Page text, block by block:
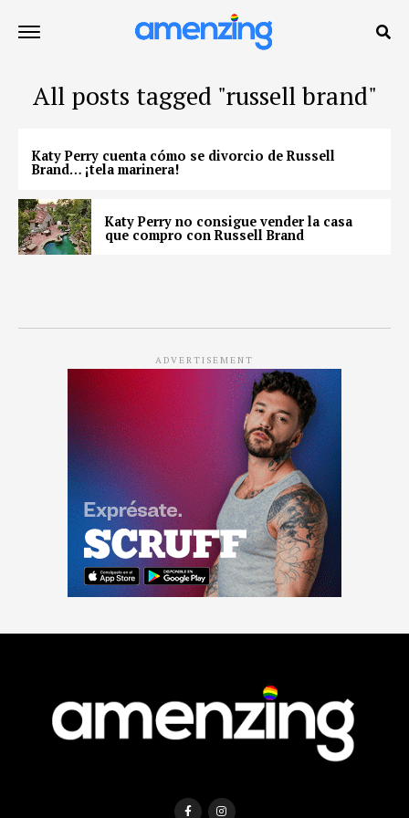
All posts tagged "russell brand"
Katy Perry cuenta cómo se divorcio de Russell
Brand… ¡tela marinera!
Katy Perry no consigue vender la casa
que compro con Russell Brand
ADVERTISEMENT